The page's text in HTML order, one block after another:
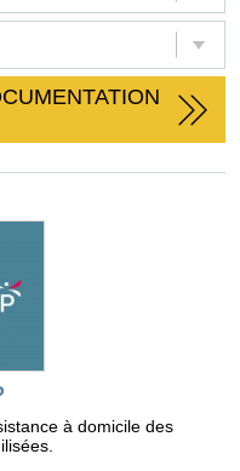
à domicile des